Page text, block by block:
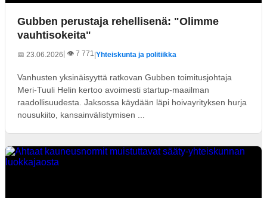
Gubben perustaja rehellisenä: "Olimme
vauhtisokeita"
📅 23.06.2026 | 👁️ 7 771|Yhteiskunta ja politiikka
Vanhusten yksinäisyyttä ratkovan Gubben toimitusjohtaja
Meri-Tuuli Helin kertoo avoimesti startup-maailman
raadollisuudesta. Jaksossa käydään läpi hoivayrityksen hurja
nousukiito, kansainvälistymisen ...